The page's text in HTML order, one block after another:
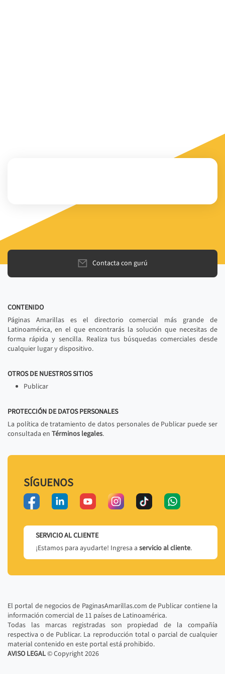
Contacta con gurú
CONTENIDO
Páginas Amarillas es el directorio comercial más grande de
Latinoamérica, en el que encontrarás la solución que necesitas de
forma rápida y sencilla. Realiza tus búsquedas comerciales desde
cualquier lugar y dispositivo.
OTROS DE NUESTROS SITIOS
Publicar
PROTECCIÓN DE DATOS PERSONALES
La política de tratamiento de datos personales de Publicar puede ser
consultada en Términos legales.
SÍGUENOS
SERVICIO AL CLIENTE
¡Estamos para ayudarte! Ingresa a servicio al cliente.
El portal de negocios de PaginasAmarillas.com de Publicar contiene la
información comercial de 11 países de Latinoamérica.
Todas las marcas registradas son propiedad de la compañía
respectiva o de Publicar. La reproducción total o parcial de cualquier
material contenido en este portal está prohibido.
AVISO LEGAL© Copyright2026